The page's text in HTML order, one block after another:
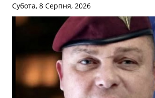
Субота, 8 Серпня, 2026